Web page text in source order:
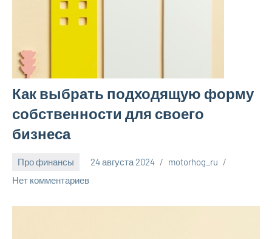
Как выбрать подходящую форму
собственности для своего
бизнеса
Про финансы 24 августа 2024
motorhog_ru
Нет комментариев